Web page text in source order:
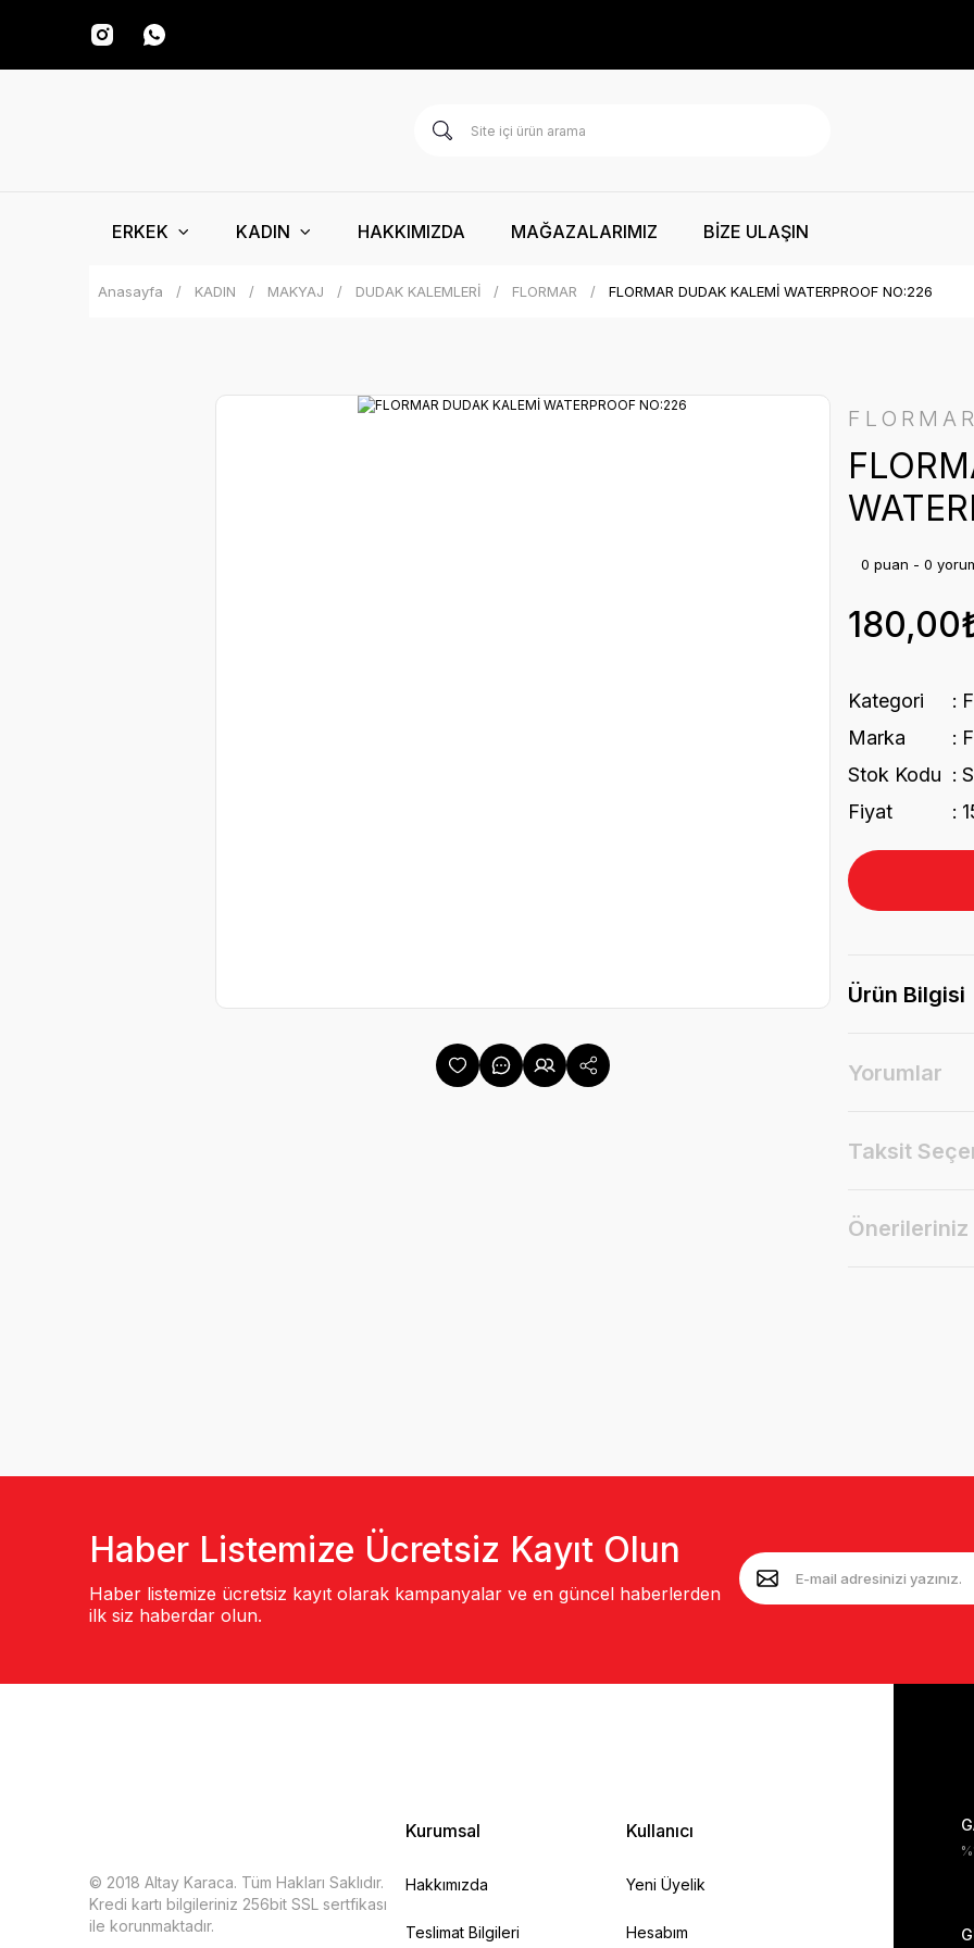
ERKEK KADIN HAKKIMIZDA MAĞAZALARIMIZ BİZE ULAŞIN
Anasayfa KADIN MAKYAJ DUDAK KALEMLERİ FLORMAR FLORMAR DUDAK KALEMİ WATERPROOF NO:226
FLORMAR
0 puan - 0
Kategori
Marka
Stok Kodu
Fiyat
Ürün Bilgisi
Yorumlar
Taksit
Önerileriniz
Haber Listemize Ücretsiz Kayıt Olun
Haber listemize ücretsiz kayıt olarak kampanyalar ve en güncel haberlerden
ilk siz haberdar olun.
© 2018 Altay Karaca. Tüm Hakları Saklıdır.
Kredi kartı bilgileriniz 256bit SSL sertfikası
ile korunmaktadır.
Kurumsal
Hakkımızda
Teslimat Bilgileri
Kullanıcı
Yeni Üyelik
Hesabım